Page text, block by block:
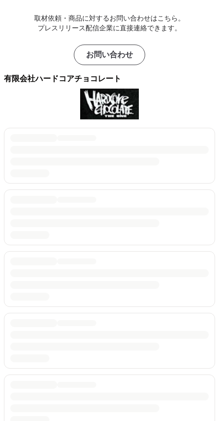
取材依頼・商品に対するお問い合わせはこちら。
プレスリリース配信企業に直接連絡できます。
お問い合わせ
有限会社ハードコアチョコレート